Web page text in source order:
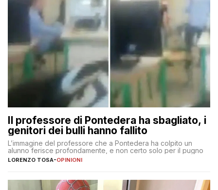
Il professore di Pontedera ha sbagliato, i
genitori dei bulli hanno fallito
L’immagine del professore che a Pontedera ha colpito un
alunno ferisce profondamente, e non certo solo per il pugno
LORENZO TOSA-OPINIONI